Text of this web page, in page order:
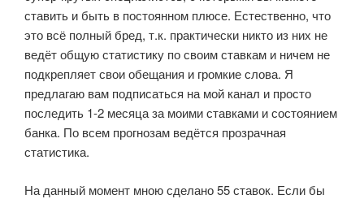
ставить и быть в постоянном плюсе. Естественно, что
это всё полный бред, т.к. практически никто из них не
ведёт общую статистику по своим ставкам и ничем не
подкрепляет свои обещания и громкие слова. Я
предлагаю вам подписаться на мой канал и просто
последить 1-2 месяца за моими ставками и состоянием
банка. По всем прогнозам ведётся прозрачная
статистика.
На данный момент мною сделано 55 ставок. Если бы